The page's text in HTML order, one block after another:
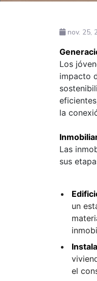
nov. 25,
Los
impacto
la
Las
sus
un
el